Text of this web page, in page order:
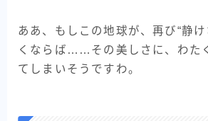
ああ、もしこの地球が、再び“静
くならば……その美しさに、わた
てしまいそうですわ。